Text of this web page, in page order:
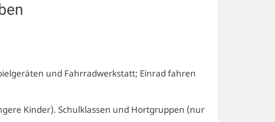
und Fahrradwerkstatt; Einrad fahren
Kinder). Schulklassen und Hortgruppen (nur